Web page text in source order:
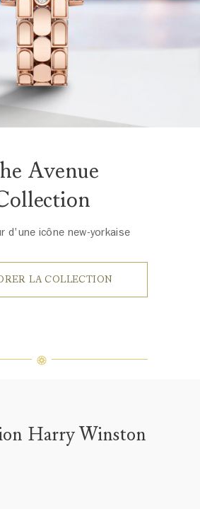
Avenue
d'une icône new-yorkaise
LA COLLECTION
Harry Winston